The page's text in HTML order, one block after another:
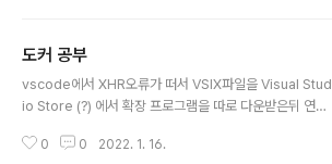
@app.route('/') def index(): return "Hello, world!"
if __name__ == "__main__": app.run(debug=Tru
e) 왜 매번 해도 매번 까먹는건지...복습좀하자.. 근데 솔직
도커 공부
vscode에서 XHR오류가 떠서 VSIX파일을 Visual Stud
io Store (?) 에서 확장 프로그램을 따로 다운받은뒤 연동
을 만들기가 어려워서 AWS IDE (Cloud 9)을 사용해보기
0 0 2022. 1. 16.